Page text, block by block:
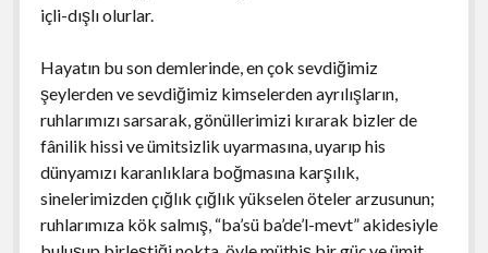
içli-dışlı olurlar.
Hayatın bu son demlerinde, en çok sevdiğimiz
şeylerden ve sevdiğimiz kimselerden ayrılışların,
ruhlarımızı sarsarak, gönüllerimizi kırarak bizler de
fânilik hissi ve ümitsizlik uyarmasına, uyarıp his
dünyamızı karanlıklara boğmasına karşılık,
sinelerimizden çığlık çığlık yükselen öteler arzusunun;
ruhlarımıza kök salmış, “ba’sü ba’de’l-mevt” akidesiyle